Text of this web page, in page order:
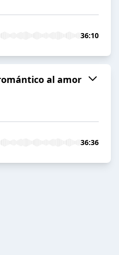
36:10
al amor
36:36